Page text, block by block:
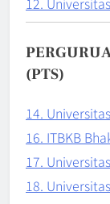
(PTS)
14.
16. ITBKB
17.
18.